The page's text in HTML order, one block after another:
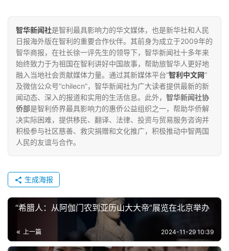
智华新闻社是智利最具影响力的华文媒体，也是新华社和人民
日报海外版在智利的重要合作伙伴。其前身为成立于2009年的
智华商报，在社长徐一评先生的领导下，智华新闻社十多年来
始终致力于为祖国在智利讲好中国故事，帮助旅智华人更好地
融入当地社会贡献媒体力量。通过其新媒体平台“智利中文网”
及微信公众号“chilecn”，智华新闻社为广大读者提供最新的新
闻动态、深入的报道和实用的生活信息。此外， 智华新闻社协
侨部是智利侨界最具影响力的惠侨公益组织之一，帮助华侨解
决实际困难，提供移民、翻译、法律、投资与贸易服务咨询并
积极参与社区慈善、救灾捐赠和文化推广，积极推动中智两国
人民的友谊与合作。
生成海报
“希腊人：从阿伽门农到亚历山大大帝”展览在北京举办
上一篇 2024-11-29 10:39